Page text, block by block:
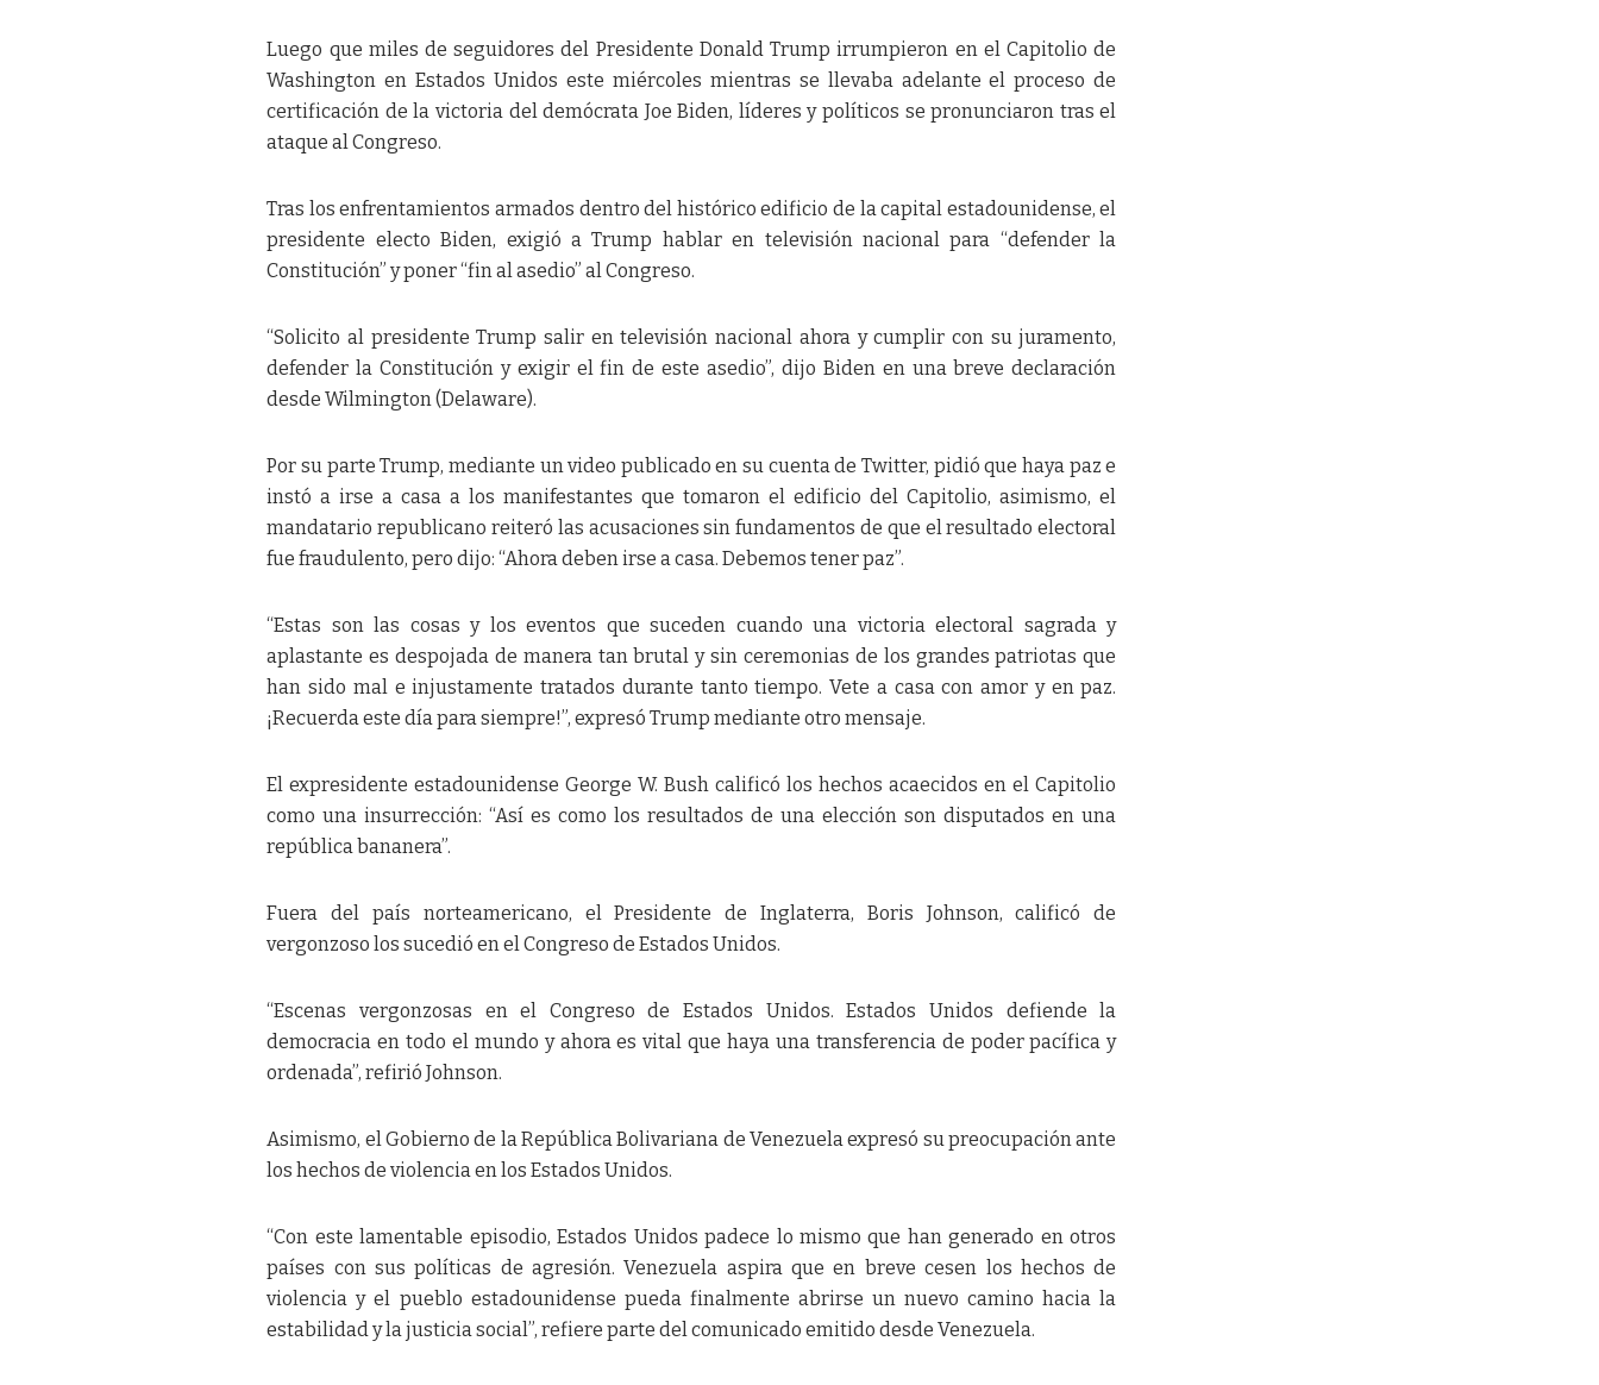
Luego que miles de seguidores del Presidente Donald Trump irrumpieron en el Capitolio de
Washington en Estados Unidos este miércoles mientras se llevaba adelante el proceso de
certificación de la victoria del demócrata Joe Biden, líderes y políticos se pronunciaron tras el
ataque al Congreso.
Tras los enfrentamientos armados dentro del histórico edificio de la capital estadounidense, el
presidente electo Biden, exigió a Trump hablar en televisión nacional para “defender la
Constitución” y poner “fin al asedio” al Congreso.
“Solicito al presidente Trump salir en televisión nacional ahora y cumplir con su juramento,
defender la Constitución y exigir el fin de este asedio”, dijo Biden en una breve declaración
desde Wilmington (Delaware).
Por su parte Trump, mediante un video publicado en su cuenta de Twitter, pidió que haya paz e
instó a irse a casa a los manifestantes que tomaron el edificio del Capitolio, asimismo, el
mandatario republicano reiteró las acusaciones sin fundamentos de que el resultado electoral
fue fraudulento, pero dijo: “Ahora deben irse a casa. Debemos tener paz”.
“Estas son las cosas y los eventos que suceden cuando una victoria electoral sagrada y
aplastante es despojada de manera tan brutal y sin ceremonias de los grandes patriotas que
han sido mal e injustamente tratados durante tanto tiempo. Vete a casa con amor y en paz.
¡Recuerda este día para siempre!”, expresó Trump mediante otro mensaje.
El expresidente estadounidense George W. Bush calificó los hechos acaecidos en el Capitolio
como una insurrección: “Así es como los resultados de una elección son disputados en una
república bananera”.
Fuera del país norteamericano, el Presidente de Inglaterra, Boris Johnson, calificó de
vergonzoso los sucedió en el Congreso de Estados Unidos.
“Escenas vergonzosas en el Congreso de Estados Unidos. Estados Unidos defiende la
democracia en todo el mundo y ahora es vital que haya una transferencia de poder pacífica y
ordenada”, refirió Johnson.
Asimismo, el Gobierno de la República Bolivariana de Venezuela expresó su preocupación ante
los hechos de violencia en los Estados Unidos.
“Con este lamentable episodio, Estados Unidos padece lo mismo que han generado en otros
países con sus políticas de agresión. Venezuela aspira que en breve cesen los hechos de
violencia y el pueblo estadounidense pueda finalmente abrirse un nuevo camino hacia la
estabilidad y la justicia social”, refiere parte del comunicado emitido desde Venezuela.